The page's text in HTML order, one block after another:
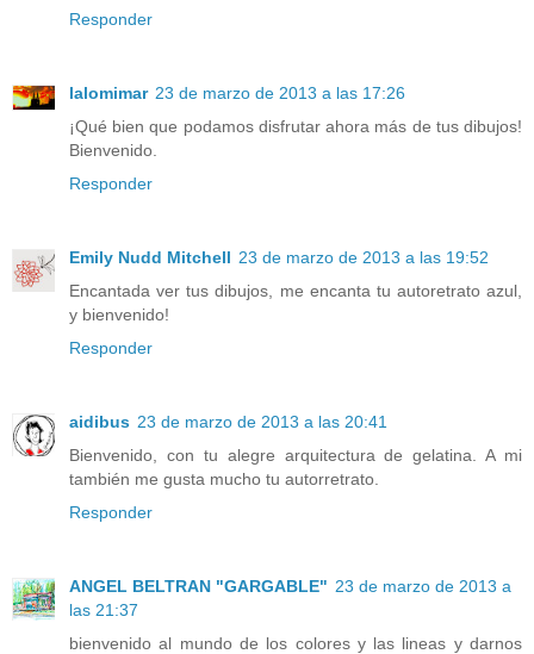
Responder
lalomimar 23 de marzo de 2013 a las 17:26
¡Qué bien que podamos disfrutar ahora más de tus dibujos!
Bienvenido.
Responder
Emily Nudd Mitchell 23 de marzo de 2013 a las 19:52
Encantada ver tus dibujos, me encanta tu autoretrato azul,
y bienvenido!
Responder
aidibus 23 de marzo de 2013 a las 20:41
Bienvenido, con tu alegre arquitectura de gelatina. A mi
también me gusta mucho tu autorretrato.
Responder
ANGEL BELTRAN "GARGABLE" 23 de marzo de 2013 a
las 21:37
bienvenido al mundo de los colores y las lineas y darnos